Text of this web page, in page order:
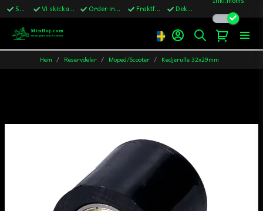
Snabba leveranser Vi skickar till Sverige,Danmark & Finland Order innan kl.13 skickas samma vardag Fraktfritt över 1200kr till Sverige Dekaler ingår i alla ordrar
Hem Reservdelar Moped/Scooter Kedjerulle 32x29mm